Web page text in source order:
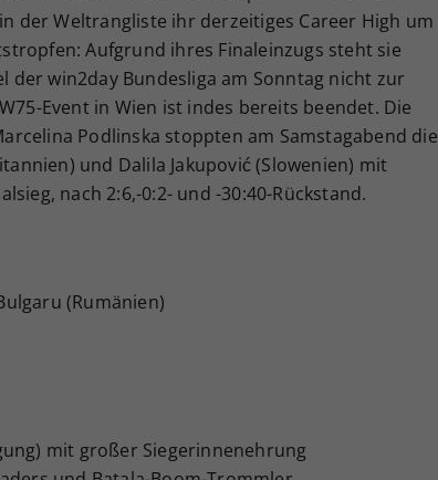
der Weltrangliste ihr derzeitiges Career High um
Aufgrund ihres Finaleinzugs steht sie
der win2day Bundesliga am Sonntag nicht zur
Event in Wien ist indes bereits beendet. Die
Podlinska stoppten am Samstagabend die
und Dalila Jakupović (Slowenien) mit
nach 2:6,-0:2- und -30:40-Rückstand.
(Rumänien)
mit großer Siegerinnenehrung